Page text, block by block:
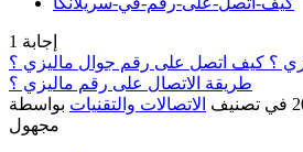
1 إجابة
؟ كيف اتصل على رقم جوال ماليزي ؟
طريقة الاتصال على رقم ماليزي ؟
في تصنيف الاتصالات والتقنيات بواسطة
مجهول